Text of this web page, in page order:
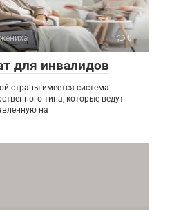
0
для инвалидов
страны имеется система
типа, которые ведут
на